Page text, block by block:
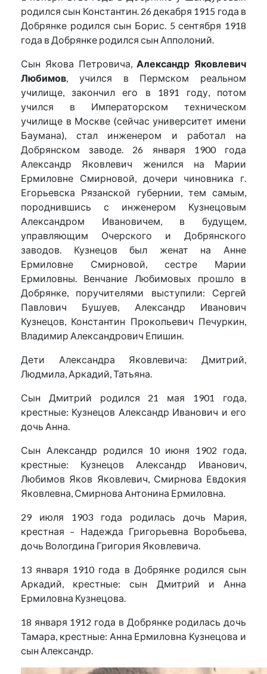
родился сын Константин. 26 декабря 1915 года в
Добрянке родился сын Борис. 5 сентября 1918
года в Добрянке родился сын Апполоний.
Сын Якова Петровича,Александр Яковлевич
Любимов, учился в Пермском реальном
училище, закончил его в 1891 году, потом
учился в Императорском техническом
училище в Москве (сейчас университет имени
Баумана), стал инженером и работал на
Добрянском заводе. 26 января 1900 года
Александр Яковлевич женился на Марии
Ермиловне Смирновой, дочери чиновника г.
Егорьевска Рязанской губернии, тем самым,
породнившись с инженером Кузнецовым
Александром Ивановичем, в будущем,
управляющим Очерского и Добрянского
заводов. Кузнецов был женат на Анне
Ермиловне Смирновой, сестре Марии
Ермиловны. Венчание Любимовых прошло в
Добрянке, поручителями выступили: Сергей
Павлович Бушуев, Александр Иванович
Кузнецов, Константин Прокопьевич Печуркин,
Владимир Александрович Епишин.
Дети Александра Яковлевича: Дмитрий,
Людмила, Аркадий, Татьяна.
Сын Дмитрий родился 21 мая 1901 года,
крестные: Кузнецов Александр Иванович и его
дочь Анна.
Сын Александр родился 10 июня 1902 года,
крестные: Кузнецов Александр Иванович,
Любимов Яков Яковлевич, Смирнова Евдокия
Яковлевна, Смирнова Антонина Ермиловна.
29 июля 1903 года родилась дочь Мария,
крестная – Надежда Григорьевна Воробьева,
дочь Вологдина Григория Яковлевича.
13 января 1910 года в Добрянке родился сын
Аркадий, крестные: сын Дмитрий и Анна
Ермиловна Кузнецова.
18 января 1912 года в Добрянке родилась дочь
Тамара, крестные: Анна Ермиловна Кузнецова и
сын Александр.